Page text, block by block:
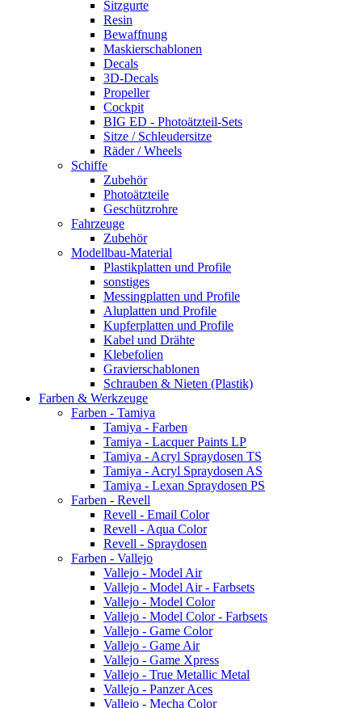
Sitzgurte
Resin
Bewaffnung
Maskierschablonen
Decals
3D-Decals
Propeller
Cockpit
BIG ED - Photoätzteil-Sets
Sitze / Schleudersitze
Räder / Wheels
Schiffe
Zubehör
Photoätzteile
Geschützrohre
Fahrzeuge
Zubehör
Modellbau-Material
Plastikplatten und Profile
sonstiges
Messingplatten und Profile
Aluplatten und Profile
Kupferplatten und Profile
Kabel und Drähte
Klebefolien
Gravierschablonen
Schrauben & Nieten (Plastik)
Farben & Werkzeuge
Farben - Tamiya
Tamiya - Farben
Tamiya - Lacquer Paints LP
Tamiya - Acryl Spraydosen TS
Tamiya - Acryl Spraydosen AS
Tamiya - Lexan Spraydosen PS
Farben - Revell
Revell - Email Color
Revell - Aqua Color
Revell - Spraydosen
Farben - Vallejo
Vallejo - Model Air
Vallejo - Model Air - Farbsets
Vallejo - Model Color
Vallejo - Model Color - Farbsets
Vallejo - Game Color
Vallejo - Game Air
Vallejo - Game Xpress
Vallejo - True Metallic Metal
Vallejo - Panzer Aces
Vallejo - Mecha Color